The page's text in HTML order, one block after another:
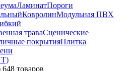
ЛаминатПороги
КовролинМодульная ПВХ
траваСценические
покрытияПлитка
648 товаров